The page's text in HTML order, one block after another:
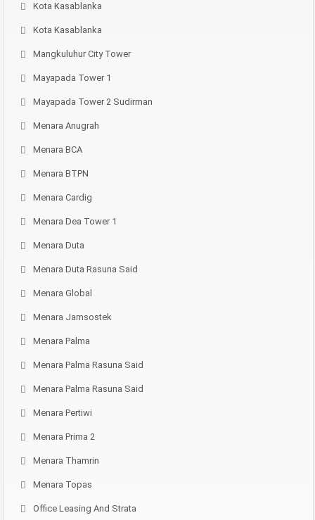
Kota Kasablanka
Kota Kasablanka
Mangkuluhur City Tower
Mayapada Tower 1
Mayapada Tower 2 Sudirman
Menara Anugrah
Menara BCA
Menara BTPN
Menara Cardig
Menara Dea Tower 1
Menara Duta
Menara Duta Rasuna Said
Menara Global
Menara Jamsostek
Menara Palma
Menara Palma Rasuna Said
Menara Palma Rasuna Said
Menara Pertiwi
Menara Prima 2
Menara Thamrin
Menara Topas
Office Leasing And Strata